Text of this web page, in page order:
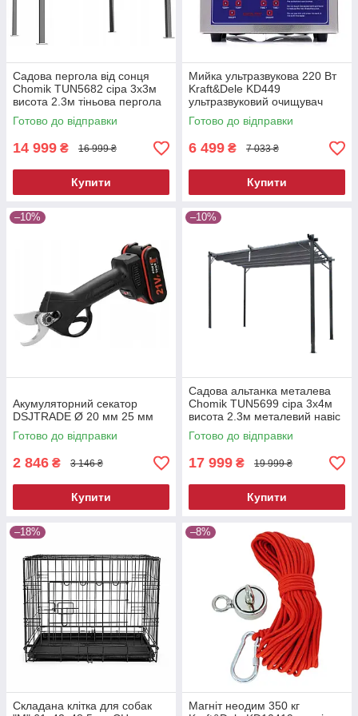
Садова пергола від сонця
Chomik TUN5682 сіра 3х3м
висота 2.3м тіньова пергола
для двору
Готово до відправки
14 999 ₴ 16 999 ₴
Купити
Мийка ультразвукова 220 Вт
Kraft&Dele KD449
ультразвуковий очищувач
Готово до відправки
6 499 ₴ 7 033 ₴
Купити
–10%
Акумуляторний секатор
DSJTRADE Ø 20 мм 25 мм
Готово до відправки
2 846 ₴ 3 146 ₴
Купити
–10%
Садова альтанка металева
Chomik TUN5699 сіра 3х4м
висота 2.3м металевий навіс
від сонця
Готово до відправки
17 999 ₴ 19 999 ₴
Купити
–18%
Складана клітка для собак
–8%
Магніт неодим 350 кг